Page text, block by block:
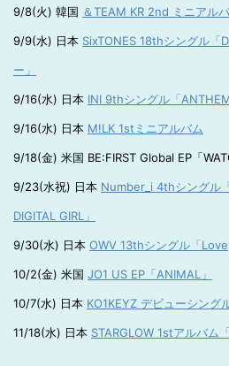
9/8(火) 韓国 ＆TEAM KR 2nd ミニアル
9/9(水) 日本 SixTONES 18thシングル「
ー」
9/16(水) 日本 INI 9thシングル「ANTHEM
9/16(水) 日本 M!LK 1stミニアルバム
9/18(金) 米国 BE:FIRST Global EP「
9/23(水祝) 日本 Number_i 4thシングル
DIGITAL GIRL」
9/30(水) 日本 OWV 13thシングル「
10/2(金) 米国 JO1 US EP「ANIMAL」
10/7(水) 日本 KO1KEYZ デビューシング
11/18(水) 日本 STARGLOW 1stアルバム